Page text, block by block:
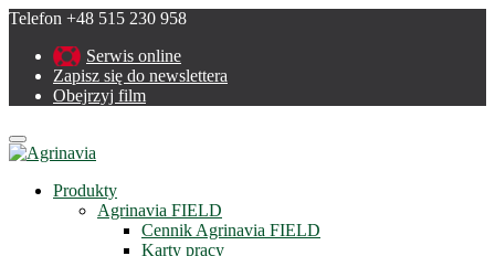
Telefon +48 515 230 958
Serwis online
Zapisz się do newslettera
Obejrzyj film
Menu
Produkty
Agrinavia FIELD
Cennik Agrinavia FIELD
Karty pracy